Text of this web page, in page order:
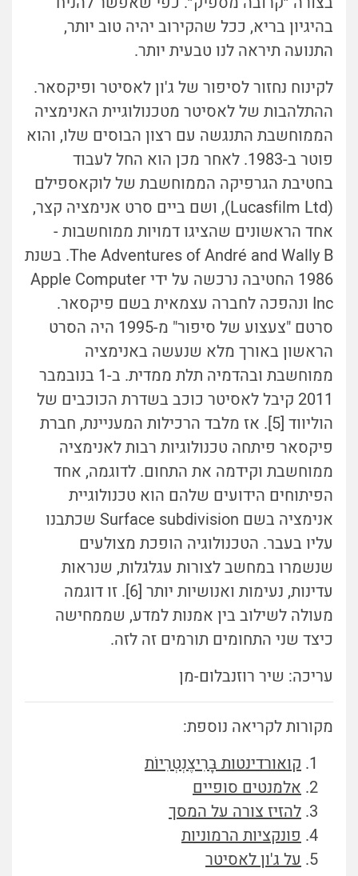
בהיגיון בריא, ככל שהקירוב יהיה טוב יותר,
התנועה תיראה לנו טבעית יותר.
לקינוח נחזור לסיפור של ג'ון לאסיטר ופיקסאר.
ההתלהבות של לאסיטר מטכנולוגיית האנימציה
הממוחשבת התנגשה עם רצון הבוסים שלו, והוא
פוטר ב-1983. לאחר מכן הוא החל לעבוד
בחטיבת הגרפיקה הממוחשבת של לוקאספילם
(Lucasfilm Ltd), ושם ביים סרט אנימציה קצר,
אחד הראשונים שהציגו דמויות ממוחשבות -
The Adventures of André and Wally B. בשנת
1986 החטיבה נרכשה על ידי Apple Computer
Inc ונהפכה לחברה עצמאית בשם פיקסאר.
סרטם "צעצוע של סיפור" מ-1995 היה הסרט
הראשון באורך מלא שנעשה באנימציה
ממוחשבת ובהדמיה תלת ממדית. ב-1 בנובמבר
2011 קיבל לאסיטר כוכב בשדרת הכוכבים של
הוליווד [5]. אז מלבד הרכילות המעניינת, חברת
פיקסאר פיתחה טכנולוגיות רבות לאנימציה
ממוחשבת וקידמה את התחום. לדוגמה, אחד
הפיתוחים הידועים שלהם הוא טכנולוגיית
אנימציה בשם Surface subdivision שכתבנו
עליו בעבר. הטכנולוגיה הופכת מצולעים
שנשמרו במחשב לצורות עגלגלות, שנראות
עדינות, נעימות ואנושיות יותר [6]. זו דוגמה
מעולה לשילוב בין אמנות למדע, שממחישה
כיצד שני התחומים תורמים זה לזה.
עריכה: שיר רוזנבלום-מן
מקורות לקריאה נוספת:
קואורדינטות בָּרִיצֶנְטְרִיוֹת
אלמנטים סופיים
להזיז צורה על המסך
פונקציות הרמוניות
על ג'ון לאסיטר